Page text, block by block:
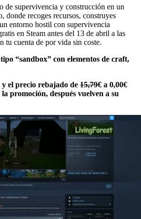
de supervivencia y construcción en un
donde recoges recursos, construyes
entorno hostil con supervivencia
en Steam antes del 13 de abril a las
tu cuenta de por vida sin coste.
“sandbox” con elementos de craft,
el precio rebajado de 15,79€ a 0,00€
promoción, después vuelven a su